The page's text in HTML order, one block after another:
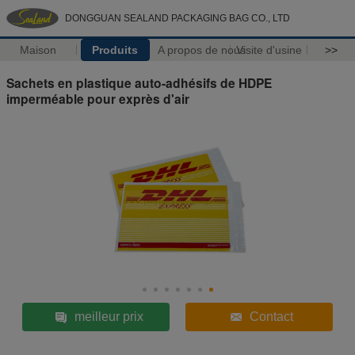
DONGGUAN SEALAND PACKAGING BAG CO., LTD
Maison Produits A propos de nousVisite d'usine >>
Sachets en plastique auto-adhésifs de HDPE
imperméable pour exprès d'air
meilleur prix Contact